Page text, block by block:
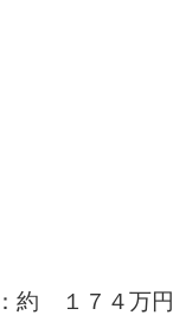
約 １７４万円